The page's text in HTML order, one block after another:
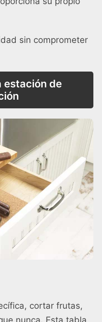
sin comprometer
estación de
cortar frutas,
nunca. Esta tabla